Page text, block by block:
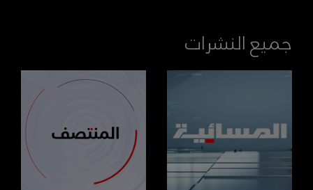
جميع النشرات